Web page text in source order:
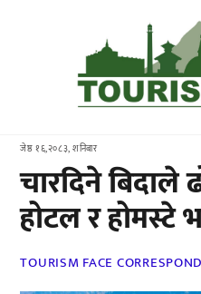
जेष्ठ १६,२०८३, शनिबार
चारदिने बिदाले
होटल र होमस्टे
TOURISM FACE